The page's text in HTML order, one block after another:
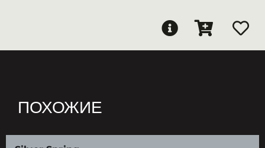
ПОХОЖИЕ